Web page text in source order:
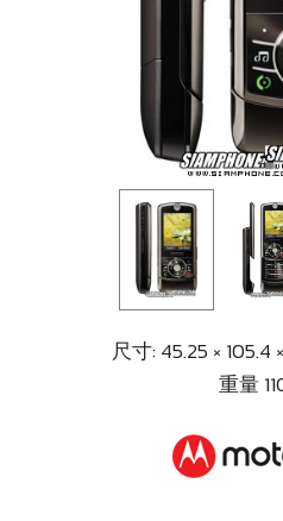
尺寸: 45.25 × 105.4
重量